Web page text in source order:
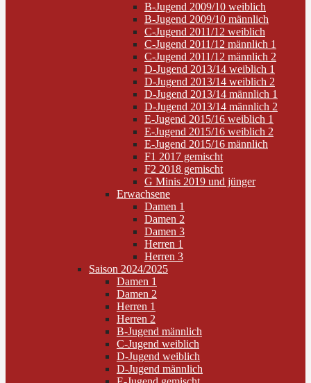
B-Jugend 2009/10 weiblich
B-Jugend 2009/10 männlich
C-Jugend 2011/12 weiblich
C-Jugend 2011/12 männlich 1
C-Jugend 2011/12 männlich 2
D-Jugend 2013/14 weiblich 1
D-Jugend 2013/14 weiblich 2
D-Jugend 2013/14 männlich 1
D-Jugend 2013/14 männlich 2
E-Jugend 2015/16 weiblich 1
E-Jugend 2015/16 weiblich 2
E-Jugend 2015/16 männlich
F1 2017 gemischt
F2 2018 gemischt
G Minis 2019 und jünger
Erwachsene
Damen 1
Damen 2
Damen 3
Herren 1
Herren 3
Saison 2024/2025
Damen 1
Damen 2
Herren 1
Herren 2
B-Jugend männlich
C-Jugend weiblich
D-Jugend weiblich
D-Jugend männlich